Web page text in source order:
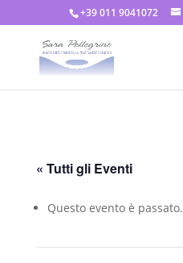
+39 011 9041072
« Tutti gli Eventi
Questo evento è passato.